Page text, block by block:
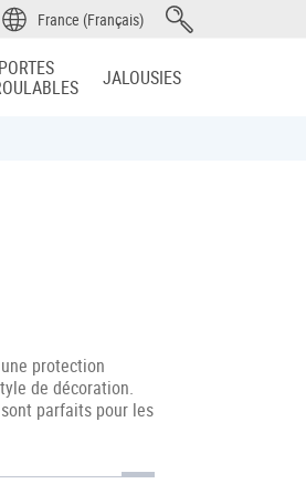
France (Français)
PORTES
JALOUSIES
protection
de décoration.
parfaits pour les